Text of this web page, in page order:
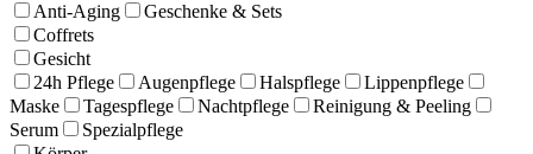
Anti-Aging
Geschenke & Sets
Coffrets
Gesicht
24h Pflege
Augenpflege Halspflege
Lippenpflege
Maske
Tagespflege Nachtpflege
Reinigung & Peeling
Serum
Spezialpflege